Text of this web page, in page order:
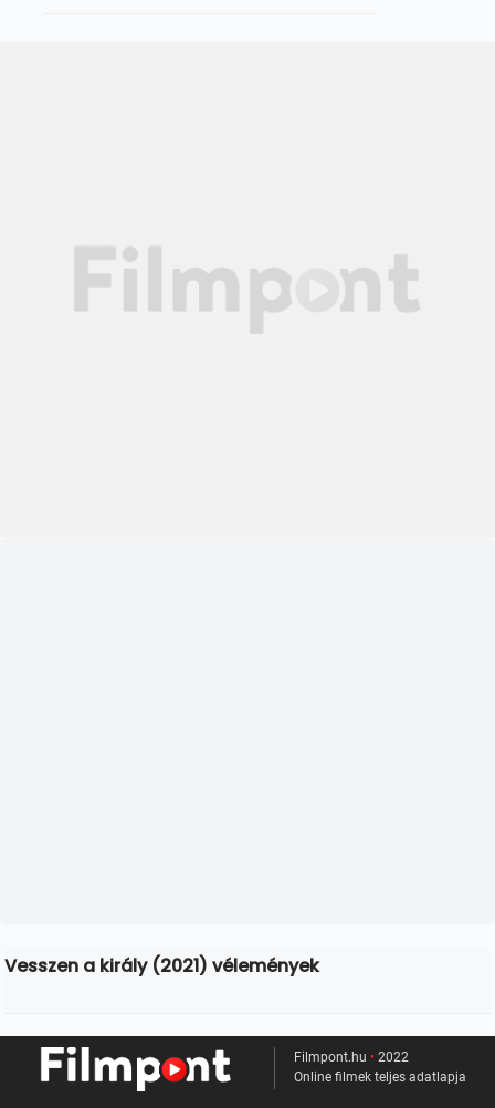
Vesszen a király (2021) vélemények
Filmpont.hu• 2022
Online filmek teljes adatlapja